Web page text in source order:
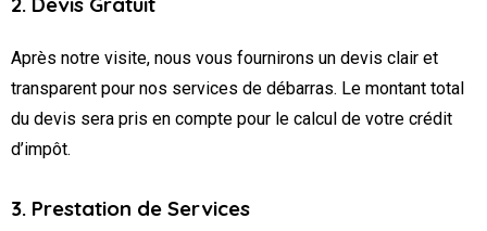
Après notre visite, nous vous fournirons un devis clair et
transparent pour nos services de débarras. Le montant total
du devis sera pris en compte pour le calcul de votre crédit
d’impôt.
3. Prestation de Services